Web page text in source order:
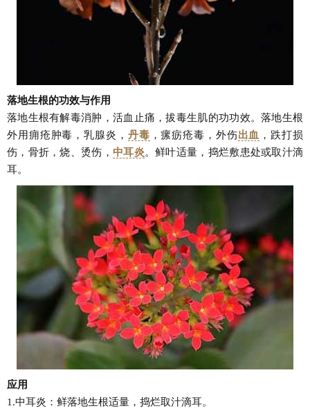
落地生根的功效与作用
落地生根有解毒消肿，活血止痛，拔毒生肌的功功效。落地生根
外用痈疮肿毒，乳腺炎， 丹毒 ，瘰疬疮毒，外伤出血 ，跌打损
伤，骨折，烧、烫伤， 中耳炎。鲜叶适量，捣烂敷患处或取汁滴
耳。
应用
1.中耳炎：鲜落地生根适量，捣烂取汁滴耳。